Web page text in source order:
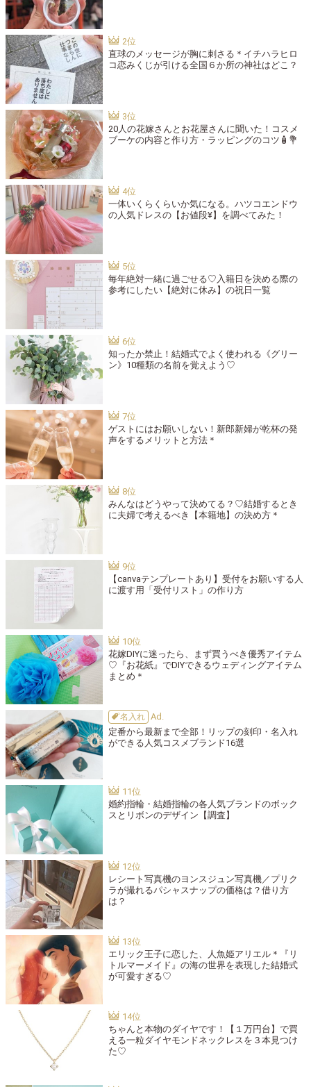
直球のメッセージが胸に刺さる＊イチハラヒロ
コ恋みくじが引ける全国６か所の神社はどこ？
20人の花嫁さんとお花屋さんに聞いた！コスメ
ブーケの内容と作り方・ラッピングのコツ🧴💐
一体いくらくらいか気になる。ハツコエンドウ
の人気ドレスの【お値段¥】を調べてみた！
毎年絶対一緒に過ごせる♡入籍日を決める際の
参考にしたい【絶対に休み】の祝日一覧
知ったか禁止！結婚式でよく使われる《グリー
ン》10種類の名前を覚えよう♡
ゲストにはお願いしない！新郎新婦が乾杯の発
声をするメリットと方法＊
みんなはどうやって決めてる？♡結婚するとき
に夫婦で考えるべき【本籍地】の決め方＊
【canvaテンプレートあり】受付をお願いする人
に渡す用「受付リスト」の作り方
花嫁DIYに迷ったら、まず買うべき優秀アイテム
♡『お花紙』でDIYできるウェディングアイテム
まとめ＊
名入れ
定番から最新まで全部！リップの刻印・名入れ
ができる人気コスメブランド16選
婚約指輪・結婚指輪の各人気ブランドのボック
スとリボンのデザイン【調査】
レシート写真機のヨンスジュン写真機／プリク
ラが撮れるパシャスナップの価格は？借り方
は？
エリック王子に恋した、人魚姫アリエル＊『リ
トルマーメイド』の海の世界を表現した結婚式
が可愛すぎる♡
ちゃんと本物のダイヤです！【１万円台】で買
える一粒ダイヤモンドネックレスを３本見つけ
た♡